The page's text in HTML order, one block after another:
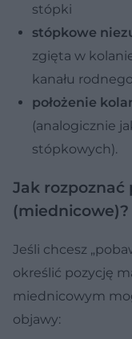
stópki
stópkowe
zgięta w
kanału
położenie
(analogicznie
stópkowych).
Jak rozpoznać
(miednicowe)?
Jeśli chcesz
określić pozycję
miednicowym
objawy: